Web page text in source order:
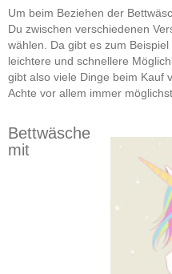
Um beim Beziehen der
Du zwischen verschiedenen
wählen. Da gibt es zum
leichtere und schnellere
gibt also viele Dinge beim Kauf
Achte vor allem immer
Bettwäsche
mit